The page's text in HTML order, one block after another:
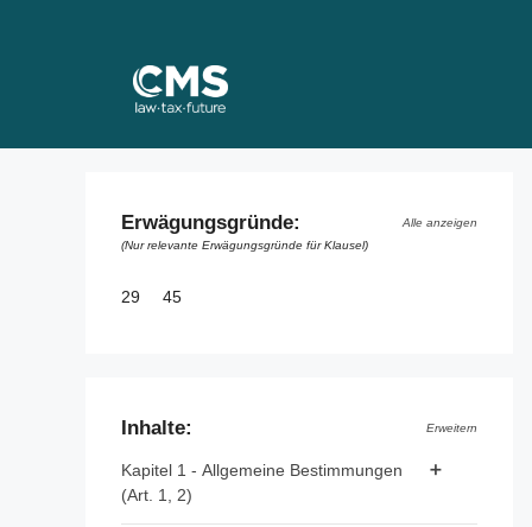
Erwägungsgründe:
Alle anzeigen
(Nur relevante Erwägungsgründe für Klausel)
29 45
Inhalte: Erweitern
Kapitel 1 - Allgemeine Bestimmungen
(Art. 1, 2)